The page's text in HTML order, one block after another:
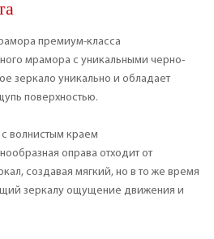
премиум-класса
мрамора с уникальными черно-
зеркало уникально и обладает
поверхностью.
волнистым краем
оправа отходит от
создавая мягкий, но в то же время
зеркалу ощущение движения и